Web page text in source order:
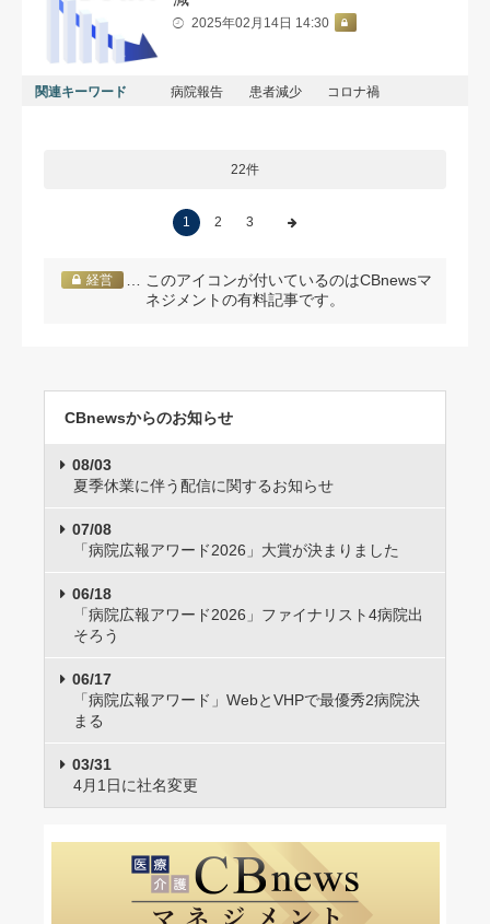
2025年02月14日 14:30
関連キーワード 病院報告 患者減少 コロナ禍
22件
1 2 3
経営
… このアイコンが付いているのはCBnewsマ
ネジメントの有料記事です。
CBnewsからのお知らせ
08/03
夏季休業に伴う配信に関するお知らせ
07/08
「病院広報アワード2026」大賞が決まりました
06/18
「病院広報アワード2026」ファイナリスト4病院出
そろう
06/17
「病院広報アワード」WebとVHPで最優秀2病院決
まる
03/31
4月1日に社名変更